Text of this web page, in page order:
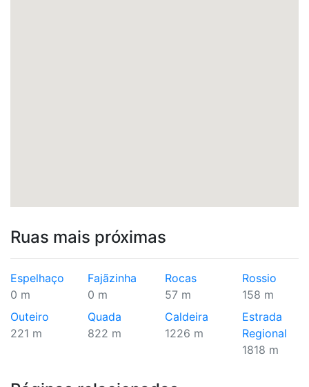
Ruas mais próximas
Espelhaço
0 m
Fajãzinha
0 m
Rocas
57 m
Rossio
158 m
Outeiro
221 m
Quada
822 m
Caldeira
1226 m
Estrada
Regional
1818 m